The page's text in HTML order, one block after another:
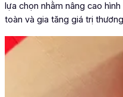
lựa chọn nhằm nâng cao
toàn và gia tăng giá trị